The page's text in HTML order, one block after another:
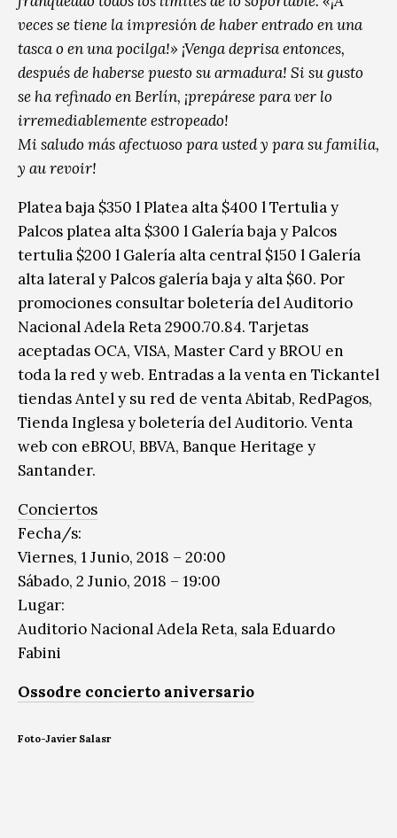
veces se tiene la impresión de haber entrado en una
tasca o en una pocilga!» ¡Venga deprisa entonces,
después de haberse puesto su armadura! Si su gusto
se ha refinado en Berlín, ¡prepárese para ver lo
irremediablemente estropeado!
Mi saludo más afectuoso para usted y para su familia,
y au revoir!
Platea baja $350 l Platea alta $400 l Tertulia y
Palcos platea alta $300 l Galería baja y Palcos
tertulia $200 l Galería alta central $150 l Galería
alta lateral y Palcos galería baja y alta $60. Por
promociones consultar boletería del Auditorio
Nacional Adela Reta 2900.70.84. Tarjetas
aceptadas OCA, VISA, Master Card y BROU en
toda la red y web. Entradas a la venta en Tickantel
tiendas Antel y su red de venta Abitab, RedPagos,
Tienda Inglesa y boletería del Auditorio. Venta
web con eBROU, BBVA, Banque Heritage y
Santander.
Conciertos
Fecha/s:
Viernes, 1 Junio, 2018 – 20:00
Sábado, 2 Junio, 2018 – 19:00
Lugar:
Auditorio Nacional Adela Reta, sala Eduardo
Fabini
Ossodre concierto aniversario
Foto-Javier Salasr